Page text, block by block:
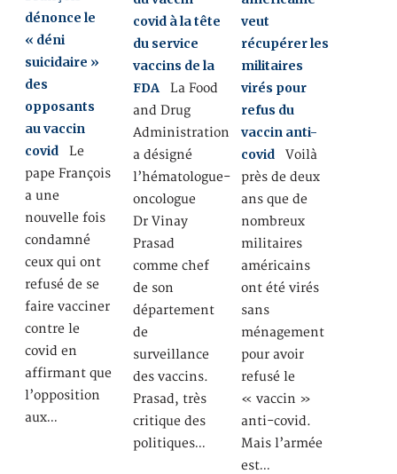
dénonce le
« déni
suicidaire »
des
opposants
au vaccin
covid Le
pape François
a une
nouvelle fois
condamné
ceux qui ont
refusé de se
faire vacciner
contre le
covid en
affirmant que
l’opposition
aux…
covid à la tête
du service
vaccins de la
FDA La Food
and Drug
Administration
a désigné
l’hématologue-
oncologue
Dr Vinay
Prasad
comme chef
de son
département
de
surveillance
des vaccins.
Prasad, très
critique des
politiques…
veut
récupérer les
militaires
virés pour
refus du
vaccin anti-
covid Voilà
près de deux
ans que de
nombreux
militaires
américains
ont été virés
sans
ménagement
pour avoir
refusé le
« vaccin »
anti-covid.
Mais l’armée
est…